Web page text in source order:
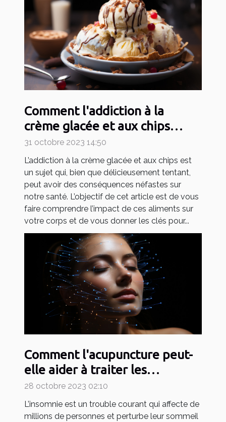
Comment l'addiction à la
crème glacée et aux chips
affecte notre santé
31 octobre 2023 14:50
L’addiction à la crème glacée et aux chips est
un sujet qui, bien que délicieusement tentant,
peut avoir des conséquences néfastes sur
notre santé. L’objectif de cet article est de vous
faire comprendre l’impact de ces aliments sur
votre corps et de vous donner les clés pour...
Comment l'acupuncture peut-
elle aider à traiter les
problèmes d'insomnie ?
28 octobre 2023 02:10
L’insomnie est un trouble courant qui affecte de
millions de personnes et perturbe leur sommeil